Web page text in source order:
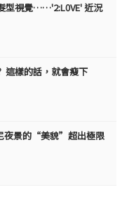
型視覺……'2:L0VE' 近況
這樣的話，就會瘦下
景的“美貌”超出極限